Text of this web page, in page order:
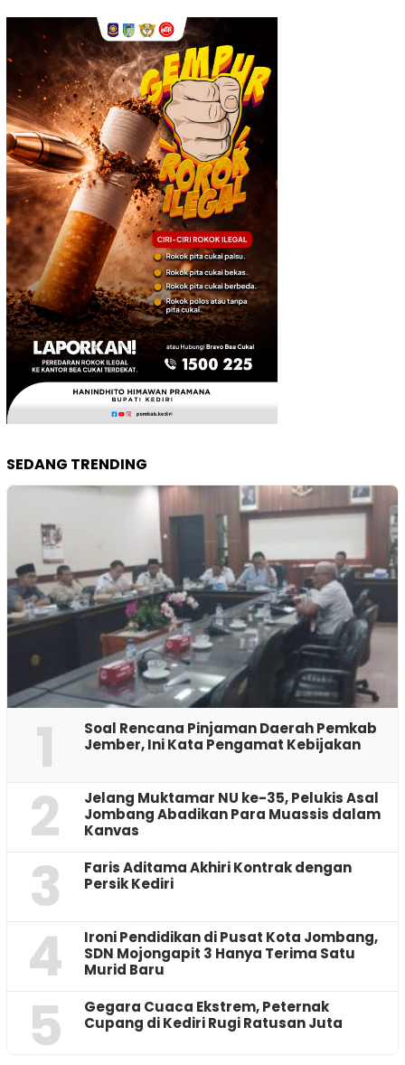
SEDANG TRENDING
1
‎Soal Rencana Pinjaman Daerah Pemkab
Jember, Ini Kata Pengamat Kebijakan ‎
2
Jelang Muktamar NU ke-35, Pelukis Asal
Jombang Abadikan Para Muassis dalam
Kanvas
3
Faris Aditama Akhiri Kontrak dengan
Persik Kediri
4
Ironi Pendidikan di Pusat Kota Jombang,
SDN Mojongapit 3 Hanya Terima Satu
Murid Baru
5
‎Gegara Cuaca Ekstrem, Peternak
Cupang di Kediri Rugi Ratusan Juta